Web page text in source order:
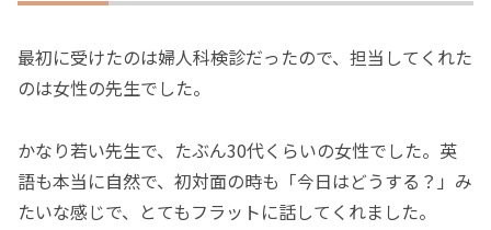
最初に受けたのは婦人科検診だったので、担当してくれた
のは女性の先生でした。
かなり若い先生で、たぶん30代くらいの女性でした。英
語も本当に自然で、初対面の時も「今日はどうする？」み
たいな感じで、とてもフラットに話してくれました。